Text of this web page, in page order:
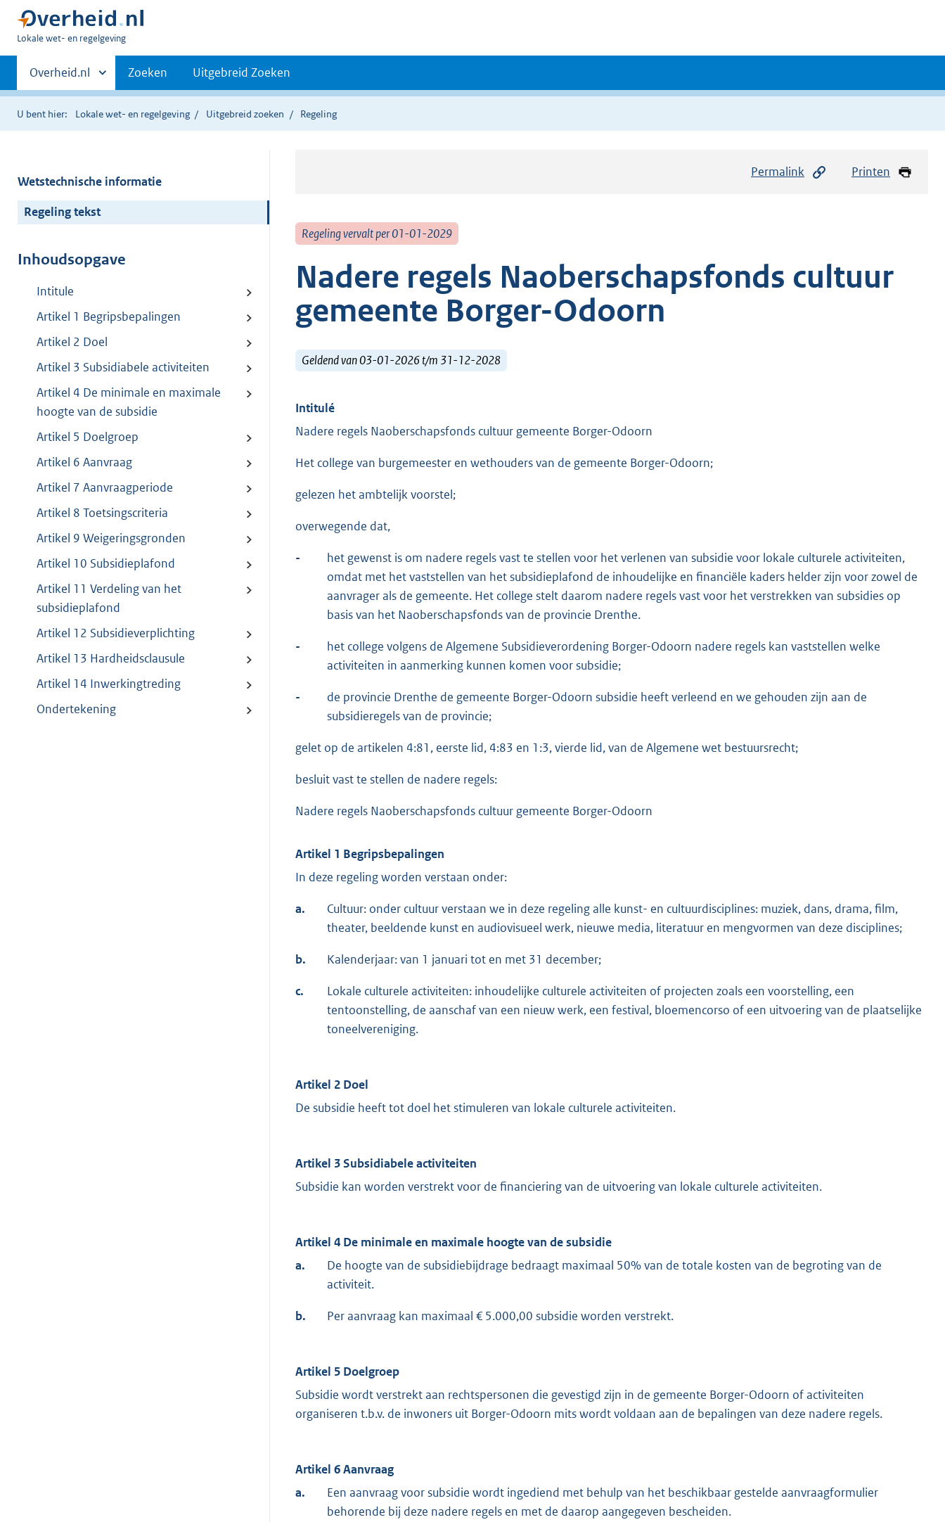
U
hier:
Lokale wet- en regelgeving
Primaire
navigatie
Andere
sites
binnen
Overheid.nl Zoeken Uitgebreid Zoeken
U bent hier: Lokale wet- en regelgeving Uitgebreid zoeken Regeling
Wetstechnische informatie
Regeling tekst
Inhoudsopgave
Intitule
Artikel 1 Begripsbepalingen
Artikel 2 Doel
Artikel 3 Subsidiabele activiteiten
Artikel 4 De minimale en maximale
hoogte van de subsidie
Artikel 5 Doelgroep
Artikel 6 Aanvraag
Artikel 7 Aanvraagperiode
Artikel 8 Toetsingscriteria
Artikel 9 Weigeringsgronden
Artikel 10 Subsidieplafond
Artikel 11 Verdeling van het
subsidieplafond
Artikel 12 Subsidieverplichting
Artikel 13 Hardheidsclausule
Artikel 14 Inwerkingtreding
Ondertekening
Permalink Printen
Regeling vervalt per 01-01-2029
Nadere regels Naoberschapsfonds cultuur
gemeente Borger-Odoorn
Geldend van 03-01-2026 t/m 31-12-2028
Intitulé
Nadere regels Naoberschapsfonds cultuur gemeente Borger-Odoorn
Het college van burgemeester en wethouders van de gemeente Borger-Odoorn;
gelezen het ambtelijk voorstel;
overwegende dat,
-
het gewenst is om nadere regels vast te stellen voor het verlenen van subsidie voor lokale culturele activiteiten,
omdat met het vaststellen van het subsidieplafond de inhoudelijke en financiële kaders helder zijn voor zowel de
aanvrager als de gemeente. Het college stelt daarom nadere regels vast voor het verstrekken van subsidies op
basis van het Naoberschapsfonds van de provincie Drenthe.
-
het college volgens de Algemene Subsidieverordening Borger-Odoorn nadere regels kan vaststellen welke
activiteiten in aanmerking kunnen komen voor subsidie;
-
de provincie Drenthe de gemeente Borger-Odoorn subsidie heeft verleend en we gehouden zijn aan de
subsidieregels van de provincie;
gelet op de artikelen 4:81, eerste lid, 4:83 en 1:3, vierde lid, van de Algemene wet bestuursrecht;
besluit vast te stellen de nadere regels:
Nadere regels Naoberschapsfonds cultuur gemeente Borger-Odoorn
Artikel 1 Begripsbepalingen
In deze regeling worden verstaan onder:
a.
Cultuur: onder cultuur verstaan we in deze regeling alle kunst- en cultuurdisciplines: muziek, dans, drama, film,
theater, beeldende kunst en audiovisueel werk, nieuwe media, literatuur en mengvormen van deze disciplines;
b. Kalenderjaar: van 1 januari tot en met 31 december;
c.
Lokale culturele activiteiten: inhoudelijke culturele activiteiten of projecten zoals een voorstelling, een
tentoonstelling, de aanschaf van een nieuw werk, een festival, bloemencorso of een uitvoering van de plaatselijke
toneelvereniging.
Artikel 2 Doel
De subsidie heeft tot doel het stimuleren van lokale culturele activiteiten.
Artikel 3 Subsidiabele activiteiten
Subsidie kan worden verstrekt voor de financiering van de uitvoering van lokale culturele activiteiten.
Artikel 4 De minimale en maximale hoogte van de subsidie
a.
De hoogte van de subsidiebijdrage bedraagt maximaal 50% van de totale kosten van de begroting van de
activiteit.
b. Per aanvraag kan maximaal € 5.000,00 subsidie worden verstrekt.
Artikel 5 Doelgroep
Subsidie wordt verstrekt aan rechtspersonen die gevestigd zijn in de gemeente Borger-Odoorn of activiteiten
organiseren t.b.v. de inwoners uit Borger-Odoorn mits wordt voldaan aan de bepalingen van deze nadere regels.
Artikel 6 Aanvraag
a.
Een aanvraag voor subsidie wordt ingediend met behulp van het beschikbaar gestelde aanvraagformulier
behorende bij deze nadere regels en met de daarop aangegeven bescheiden.